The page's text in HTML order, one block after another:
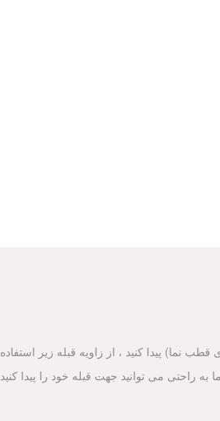
نما) پیدا کنید ، از زاویه قبله زیر استفاده
راحتی می توانید جهت قبله خود را پیدا کنید